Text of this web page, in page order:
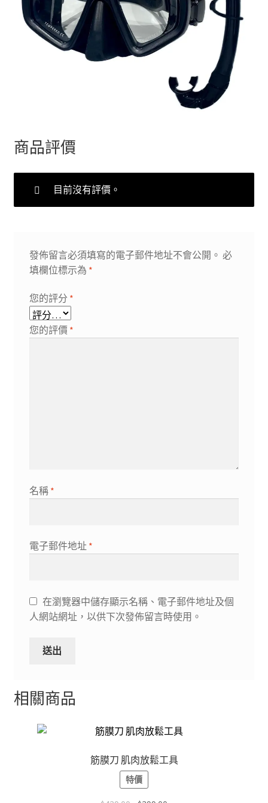
商品評價
目前沒有評價。
發佈留言必須填寫的電子郵件地址不會公開。 必
填欄位標示為 *
您的評分 *
您的評價 *
名稱 *
電子郵件地址 *
在瀏覽器中儲存顯示名稱、電子郵件地址及個
人網站網址，以供下次發佈留言時使用。
相關商品
筋膜刀 肌肉放鬆工具
特價